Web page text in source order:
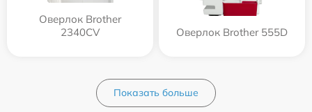
Оверлок Brother
2340CV
Оверлок Brother 555D
Показать больше